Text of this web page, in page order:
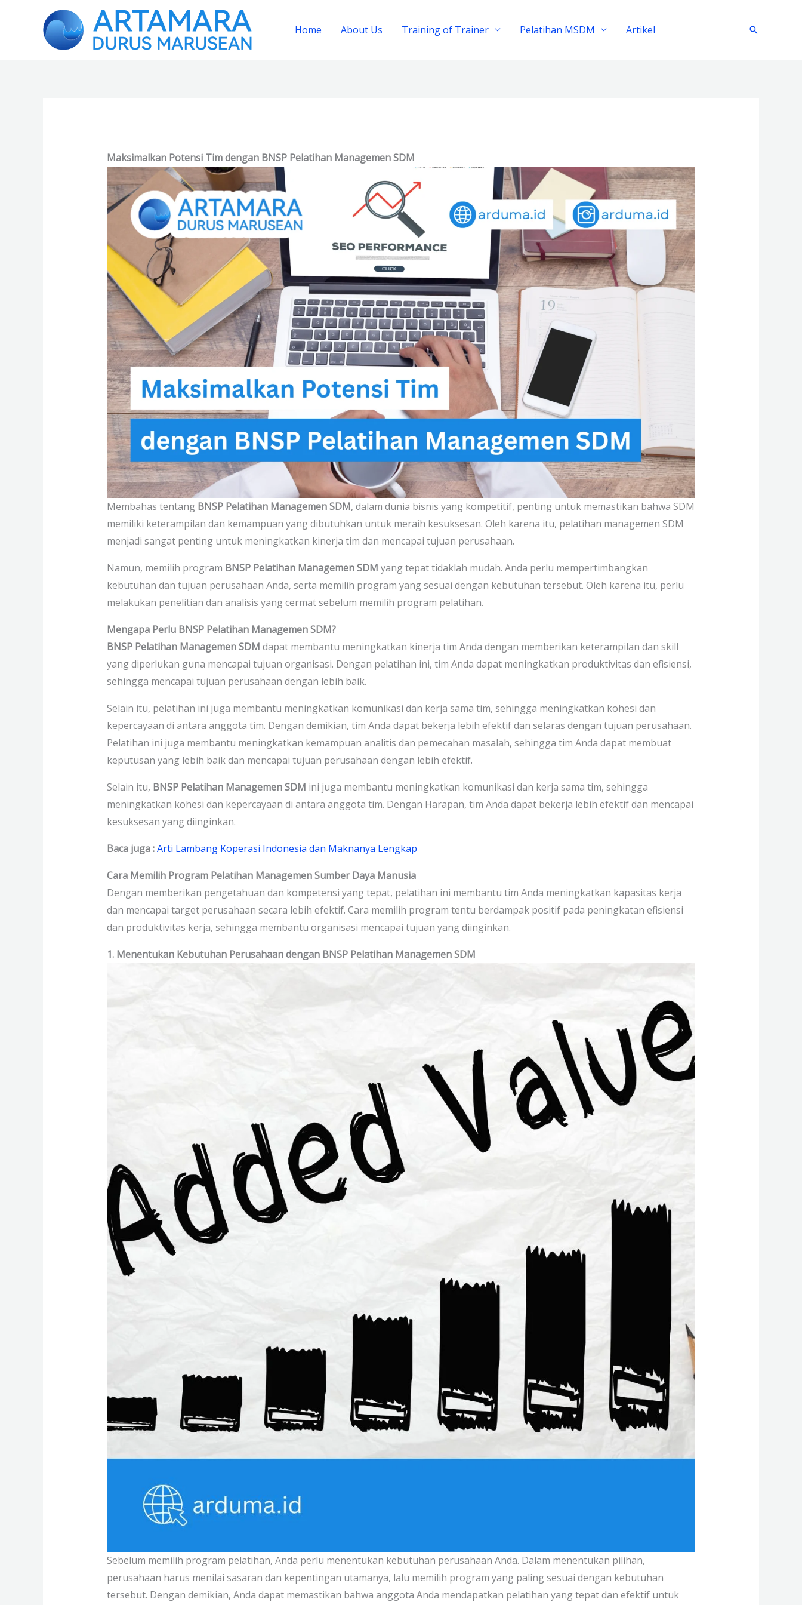
Home About Us Training of Trainer Pelatihan MSDM Artikel Search
Maksimalkan Potensi Tim dengan BNSP Pelatihan Managemen SDM
Membahas tentang BNSP Pelatihan Managemen SDM, dalam dunia bisnis yang kompetitif, penting untuk memastikan bahwa SDM
memiliki keterampilan dan kemampuan yang dibutuhkan untuk meraih kesuksesan. Oleh karena itu, pelatihan managemen SDM
menjadi sangat penting untuk meningkatkan kinerja tim dan mencapai tujuan perusahaan.
Namun, memilih program BNSP Pelatihan Managemen SDM yang tepat tidaklah mudah. Anda perlu mempertimbangkan
kebutuhan dan tujuan perusahaan Anda, serta memilih program yang sesuai dengan kebutuhan tersebut. Oleh karena itu, perlu
melakukan penelitian dan analisis yang cermat sebelum memilih program pelatihan.
Mengapa Perlu BNSP Pelatihan Managemen SDM?
BNSP Pelatihan Managemen SDM dapat membantu meningkatkan kinerja tim Anda dengan memberikan keterampilan dan skill
yang diperlukan guna mencapai tujuan organisasi. Dengan pelatihan ini, tim Anda dapat meningkatkan produktivitas dan efisiensi,
sehingga mencapai tujuan perusahaan dengan lebih baik.
Selain itu, pelatihan ini juga membantu meningkatkan komunikasi dan kerja sama tim, sehingga meningkatkan kohesi dan
kepercayaan di antara anggota tim. Dengan demikian, tim Anda dapat bekerja lebih efektif dan selaras dengan tujuan perusahaan.
Pelatihan ini juga membantu meningkatkan kemampuan analitis dan pemecahan masalah, sehingga tim Anda dapat membuat
keputusan yang lebih baik dan mencapai tujuan perusahaan dengan lebih efektif.
Selain itu, BNSP Pelatihan Managemen SDM ini juga membantu meningkatkan komunikasi dan kerja sama tim, sehingga
meningkatkan kohesi dan kepercayaan di antara anggota tim. Dengan Harapan, tim Anda dapat bekerja lebih efektif dan mencapai
kesuksesan yang diinginkan.
Baca juga :Arti Lambang Koperasi Indonesia dan Maknanya Lengkap
Cara Memilih Program Pelatihan Managemen Sumber Daya Manusia
Dengan memberikan pengetahuan dan kompetensi yang tepat, pelatihan ini membantu tim Anda meningkatkan kapasitas kerja
dan mencapai target perusahaan secara lebih efektif. Cara memilih program tentu berdampak positif pada peningkatan efisiensi
dan produktivitas kerja, sehingga membantu organisasi mencapai tujuan yang diinginkan.
1. Menentukan Kebutuhan Perusahaan dengan BNSP Pelatihan Managemen SDM
Sebelum memilih program pelatihan, Anda perlu menentukan kebutuhan perusahaan Anda. Dalam menentukan pilihan,
perusahaan harus menilai sasaran dan kepentingan utamanya, lalu memilih program yang paling sesuai dengan kebutuhan
tersebut. Dengan demikian, Anda dapat memastikan bahwa anggota Anda mendapatkan pelatihan yang tepat dan efektif untuk